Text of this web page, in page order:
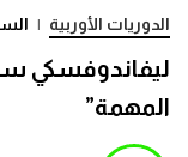
الدوريات الأوربية | السبت 16
ليفاندوفسكي
المهمة”